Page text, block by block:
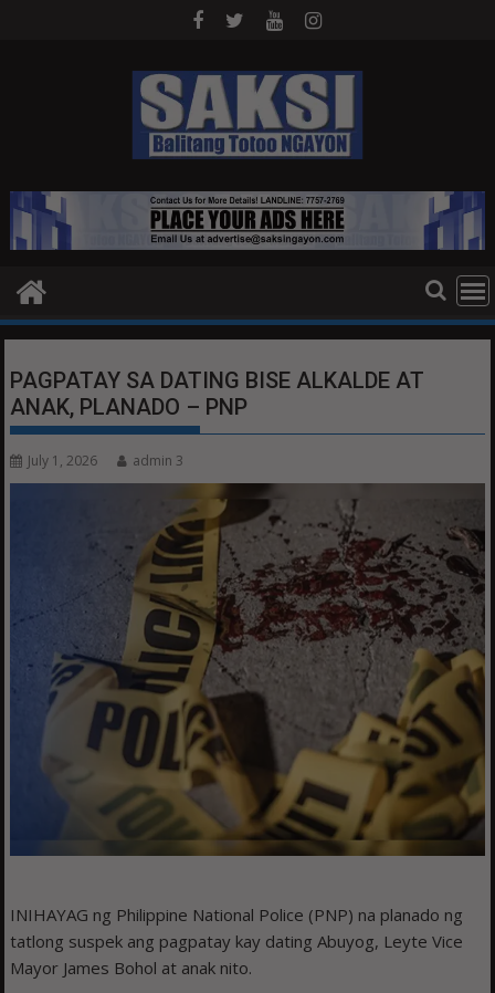
PAGPATAY SA DATING BISE ALKALDE AT
ANAK, PLANADO – PNP
July 1, 2026 admin 3
INIHAYAG ng Philippine National Police (PNP) na planado ng
tatlong suspek ang pagpatay kay dating Abuyog, Leyte Vice
Mayor James Bohol at anak nito.